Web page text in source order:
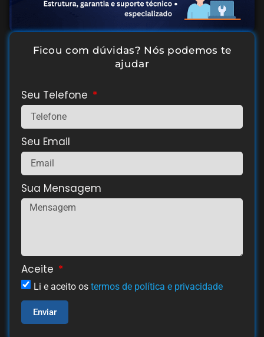
Ficou com dúvidas? Nós podemos te
ajudar
Seu Telefone
Seu Email
Sua Mensagem
Aceite
Li e aceito os termos de política e privacidade
Enviar